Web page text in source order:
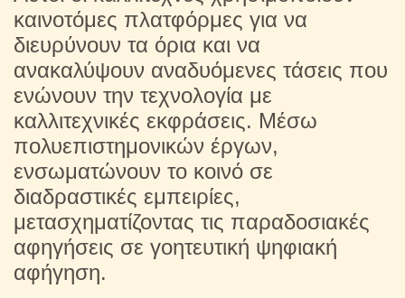
καινοτόμες πλατφόρμες για να
διευρύνουν τα όρια και να
ανακαλύψουν αναδυόμενες τάσεις που
ενώνουν την τεχνολογία με
καλλιτεχνικές εκφράσεις. Μέσω
πολυεπιστημονικών έργων,
ενσωματώνουν το κοινό σε
διαδραστικές εμπειρίες,
μετασχηματίζοντας τις παραδοσιακές
αφηγήσεις σε γοητευτική ψηφιακή
αφήγηση.